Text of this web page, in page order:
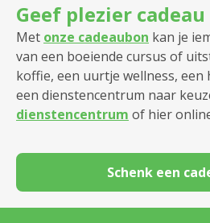
Geef plezier cadeau
Met onze cadeaubon kan je
van een boeiende cursus of
koffie, een uurtje wellness, een
een dienstencentrum naar
dienstencentrum of hier
Schenk een